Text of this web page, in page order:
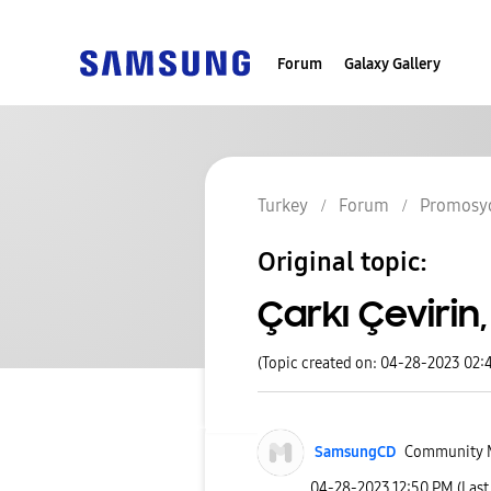
Forum Galaxy Gallery
Turkey Forum
Original topic:
Çarkı
(Topic created on: 04-28-2023
SamsungCD Community